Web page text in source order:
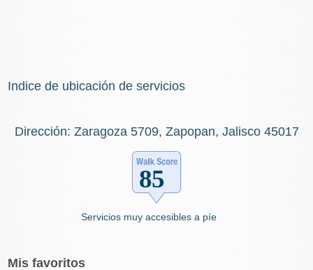
Indice de ubicación de servicios
Dirección: Zaragoza 5709, Zapopan, Jalisco 45017
Servicios muy accesibles a píe
Mis favoritos